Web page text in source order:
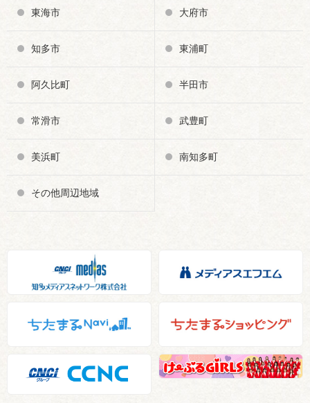
東海市 大府市
知多市 東浦町
阿久比町 半田市
常滑市 武豊町
美浜町 南知多町
その他周辺地域